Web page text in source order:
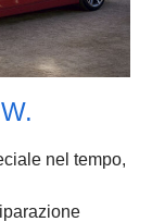
nel tempo,